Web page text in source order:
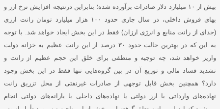
بیش از ۱۰ میلیارد دلار صادرات برآورده شده؛ بنابراین درنتیجه افزایش نرخ ارز و
بهای فروش داخلی، در سال جاری حدود ۱۰۰ هزار میلیارد تومان رانت ارزی
(جدای از رانت منابع و انرژی ارزان) فقط در این بخش ایجاد خواهد شد. با توجه
به این که در بهترین حالت حدود ۳۰ درصد از این رانت عظیم به خزانه دولت
واریز خواهد شد، چه توجیه و منطقی برای خلق این حجم عظیم از رانت و
تشدید فساد مالی و توزیع آن در بین گروه‌هایی تنها فقط در این بخش وجود
دارد؟ همچنین بخش قابل توجهی از صادرات غیرنفتی از محل تزریق رانت
نهاده‌های وارداتی با ارز دولتی یا نهاده‌های داخلی با یارانه‌های دولتی انجام